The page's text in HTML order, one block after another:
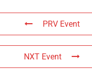
PRV Event
NXT Event